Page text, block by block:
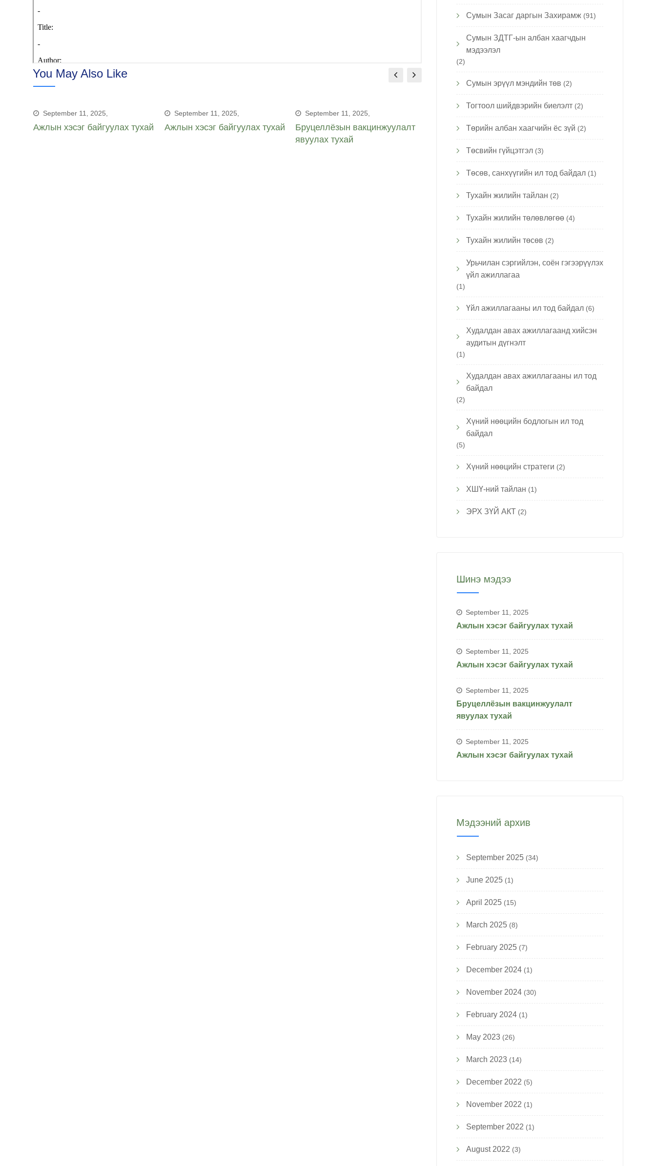
You May Also Like
September 11, 2025,
Ажлын хэсэг байгуулах тухай
September 11, 2025,
Ажлын хэсэг байгуулах тухай
September 11, 2025,
Бруцеллёзын вакцинжуулалт
явуулах тухай
Ажлын хэсэг байгуулах тухай Ажлын хэсэг байгуулах
Сумын Засаг даргын Захирамж(91)
Сумын ЗДТГ-ын албан хаагчдын
мэдээлэл
(2)
Сумын эрүүл мэндийн төв (2)
Тогтоол шийдвэрийн биелэлт(2)
Төрийн албан хаагчийн ёс зүй (2)
Төсвийн гүйцэтгэл(3)
Төсөв, санхүүгийн ил тод байдал(1)
Тухайн жилийн тайлан (2)
Тухайн жилийн төлөвлөгөө(4)
Тухайн жилийн төсөв (2)
Урьчилан сэргийлэн, соён гэгээрүүлэх
үйл ажиллагаа
(1)
Үйл ажиллагааны ил тод байдал(6)
Худалдан авах ажиллагаанд хийсэн
аудитын дүгнэлт
(1)
Худалдан авах ажиллагааны ил тод
байдал
(2)
Хүний нөөцийн бодлогын ил тод
байдал
(5)
Хүний нөөцийн стратеги (2)
ХШҮ-ний тайлан (1)
ЭРХ ЗҮЙ АКТ (2)
Шинэ мэдээ
September 11, 2025
Ажлын хэсэг байгуулах тухай
September 11, 2025
Ажлын хэсэг байгуулах тухай
September 11, 2025
Бруцеллёзын вакцинжуулалт
явуулах тухай
September 11, 2025
Ажлын хэсэг байгуулах тухай
Мэдээний архив
September 2025(34)
June 2025(1)
April 2025(15)
March 2025(8)
February 2025(7)
December 2024(1)
November 2024(30)
February 2024(1)
May 2023(26)
March 2023(14)
December 2022 (5)
November 2022 (1)
September 2022 (1)
August 2022 (3)